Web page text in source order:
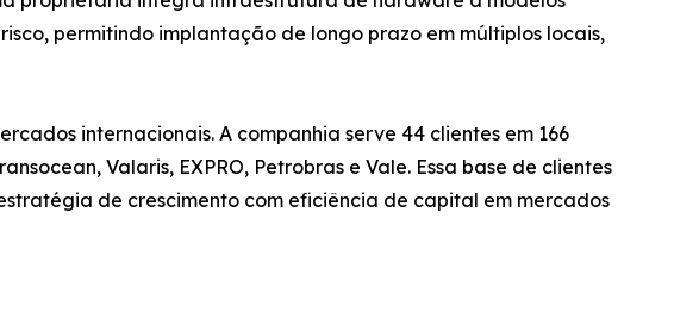
permitindo implantação de longo prazo em múltiplos locais,
internacionais. A companhia serve 44 clientes em 166
Valaris, EXPRO, Petrobras e Vale. Essa base de clientes
de crescimento com eficiência de capital em mercados